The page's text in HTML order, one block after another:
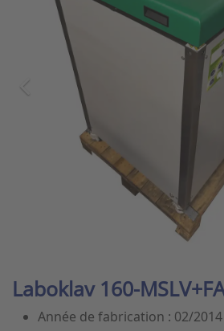
Laboklav 160-
Année de fabrication : 02/2014